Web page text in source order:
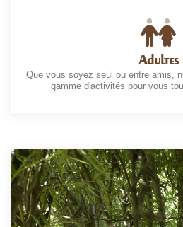
Adultes
Que vous soyez seul ou entre amis,
gamme d'activités pour vous